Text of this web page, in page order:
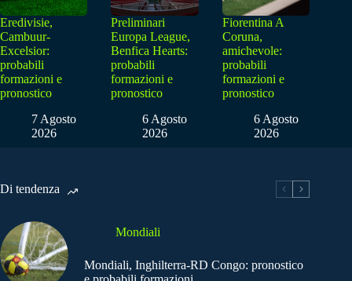
Eredivisie,
Cambuur-
Excelsior:
probabili
formazioni e
pronostico
7 Agosto
2026
Preliminari
Europa League,
Benfica Hearts:
probabili
formazioni e
pronostico
6 Agosto
2026
Fiorentina A
Coruna,
amichevole:
probabili
formazioni e
pronostico
6 Agosto
2026
Di tendenza
Mondiali
Mondiali, Inghilterra-RD Congo: pronostico